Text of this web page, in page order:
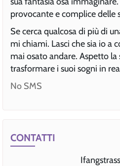
provocante e complice delle
Se cerca qualcosa di più di
mi chiami. Lasci che sia io a
mai osato andare. Aspetto la
trasformare i suoi sogni in
No SMS
CONTATTI